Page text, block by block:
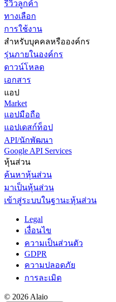
รีวิวลูกค้า
ทางเลือก
การใช้งาน
สำหรับบุคคลหรือองค์กร
รุ่นภายในองค์กร
ดาวน์โหลด
เอกสาร
แอป
Market
แอปมือถือ
แอปเดสก์ท็อป
API/นักพัฒนา
Google API Services
หุ้นส่วน
ค้นหาหุ้นส่วน
มาเป็นหุ้นส่วน
เข้าสู่ระบบในฐานะหุ้นส่วน
Legal
เงื่อนไข
ความเป็นส่วนตัว
GDPR
ความปลอดภัย
การละเมิด
© 2026 Alaio